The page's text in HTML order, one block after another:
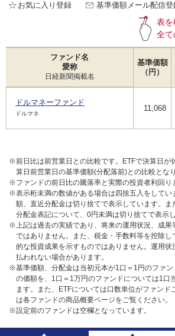
お気に入り登録
基準価額メール配信登
表を
全て
ファンド名
愛称
日経新聞掲載名
基準価額
（円）
ドルマネーファンド
ドルマネ
11,068
※前日比は前営業日との比較です。ETFで決算日が
算日前営業日の基準価額(分配落前)との比較となり
※ファンドの前日比の騰落率と実際の投資者利回り
※表示桁未満の数値がある場合は四捨五入をしてい
額、直近分配金は切り捨てで表示しています。
分配金表記について、0円未満は切り捨てで表示し
※上記は過去の実績であり、将来の運用状況、成果
ではありません。また、税金・手数料等を控除
的な投資成果を示すものではありません。運用状
払われない場合があります。
※基準価額、分配金は当初元本が1口＝1円のファン
の価額を、1口＝1万円のファンドについては1口
ます。また、ETFについては口数単位がファンド
は各ファンドの商品概要ページをご覧ください。
※設定前のファンドは空欄となっています。